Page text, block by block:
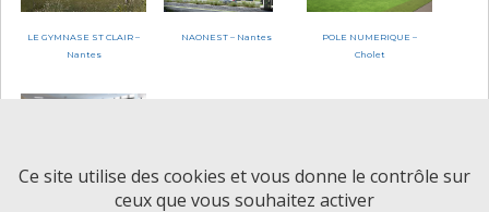
LE GYMNASE ST CLAIR –
Nantes
NAONEST – Nantes
POLE NUMERIQUE –
Cholet
BODET SOFTWARE 2 –
Ce site utilise des cookies et vous donne le contrôle sur
ceux que vous souhaitez activer